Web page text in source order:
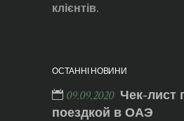
клієнтів.
ОСТАННІ НОВИНИ
09.09.2020 Чек-лист
поездкой в ОАЭ